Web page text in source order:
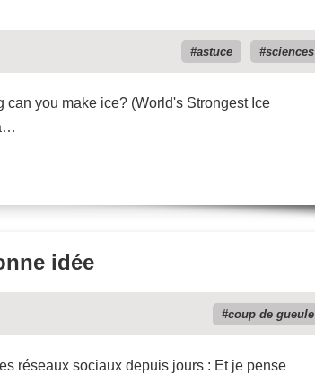
astuce sciences
can you make ice? (World's Strongest Ice
idée
coup de gueule
réseaux sociaux depuis jours : Et je pense